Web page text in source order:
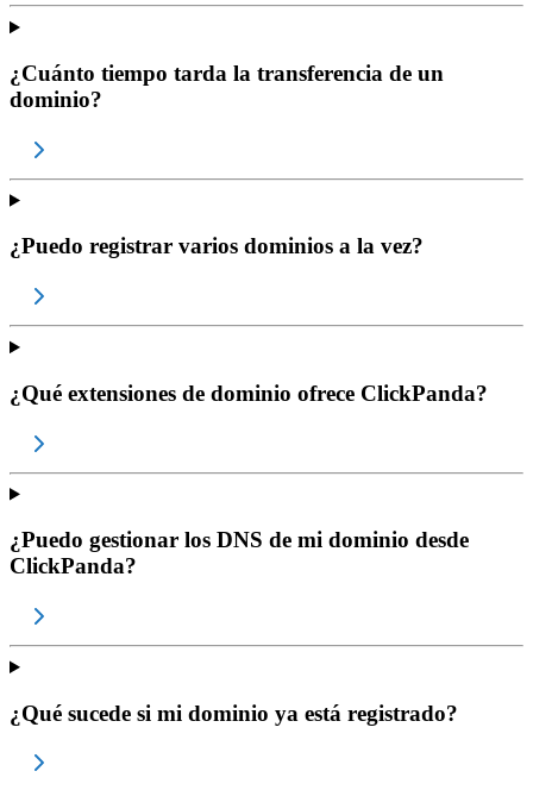
¿Cuánto tiempo tarda la transferencia de un
dominio?
¿Puedo registrar varios dominios a la vez?
¿Qué extensiones de dominio ofrece ClickPanda?
¿Puedo gestionar los DNS de mi dominio desde
ClickPanda?
¿Qué sucede si mi dominio ya está registrado?